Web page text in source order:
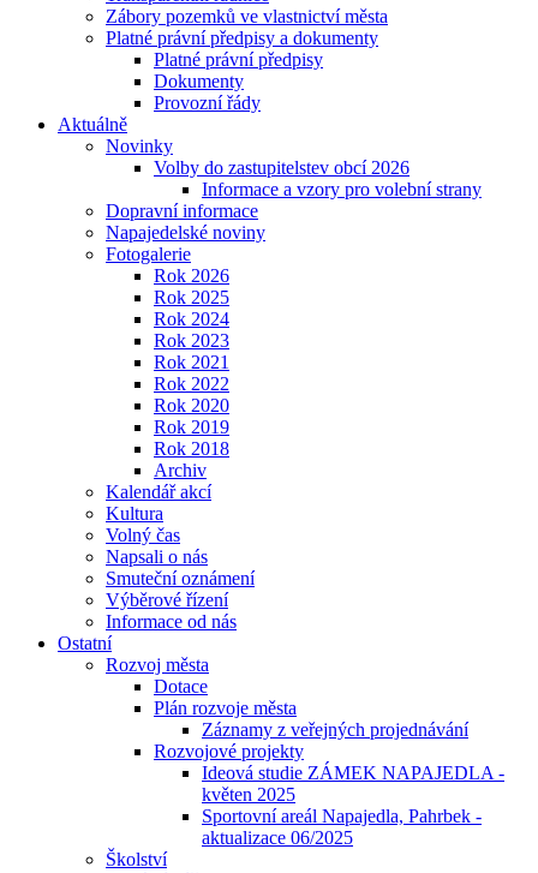
Zábory pozemků ve vlastnictví města
Platné právní předpisy a dokumenty
Platné právní předpisy
Dokumenty
Provozní řády
Aktuálně
Novinky
Volby do zastupitelstev obcí 2026
Informace a vzory pro volební strany
Dopravní informace
Napajedelské noviny
Fotogalerie
Rok 2026
Rok 2025
Rok 2024
Rok 2023
Rok 2021
Rok 2022
Rok 2020
Rok 2019
Rok 2018
Archiv
Kalendář akcí
Kultura
Volný čas
Napsali o nás
Smuteční oznámení
Výběrové řízení
Informace od nás
Ostatní
Rozvoj města
Dotace
Plán rozvoje města
Záznamy z veřejných projednávání
Rozvojové projekty
Ideová studie ZÁMEK NAPAJEDLA -
květen 2025
Sportovní areál Napajedla, Pahrbek -
aktualizace 06/2025
Školství